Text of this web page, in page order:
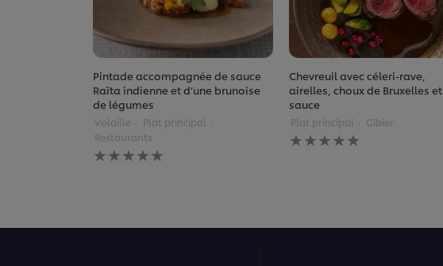
Pintade accompagnée de sauce
Raïta indienne et d’une brunoise
de légumes
Volaille
Plat principal
Restaurants
Aucune
évaluation
Chevreuil avec céleri-rave,
airelles, choux de Bruxelles et
sauce
Plat principal Gibier
Aucune
évaluation